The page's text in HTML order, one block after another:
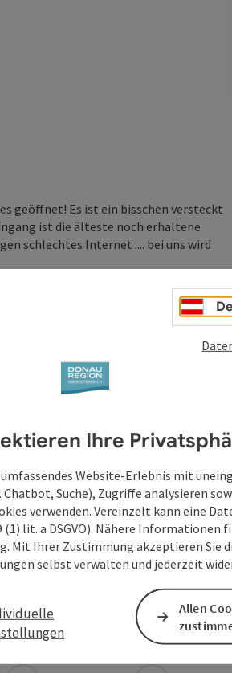
geöffnet! Es ist ein bisschen versteckt
ist die älteste noch erhaltene
schlechtes Internet .... bei uns wird
Ihre
Website-Erlebnis mit
Suche), Zugriffe analysieren
verwenden. Vereinzelt kann eine
lit. a DSGVO). Nähere Informationen
. Mit Ihrer Zustimmung akzeptieren Sie
selbst verwalten und jederzeit
Allen